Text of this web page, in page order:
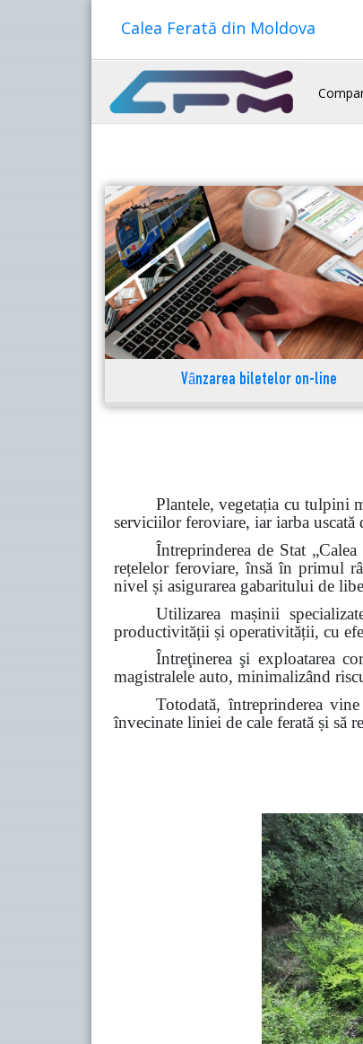
Calea Ferată din Moldova
Vânzarea biletelor on-line
Plantele, vegetația cu tulpini
serviciilor feroviare, iar iarba
Întreprinderea de Stat
rețelelor feroviare, însă în primul
nivel și asigurarea gabaritului de
Utilizarea mașinii
productivității și operativității, cu
Întreţinerea şi exploatarea
magistralele auto, minimalizând
Totodată, întreprinderea
învecinate liniei de cale ferată și să